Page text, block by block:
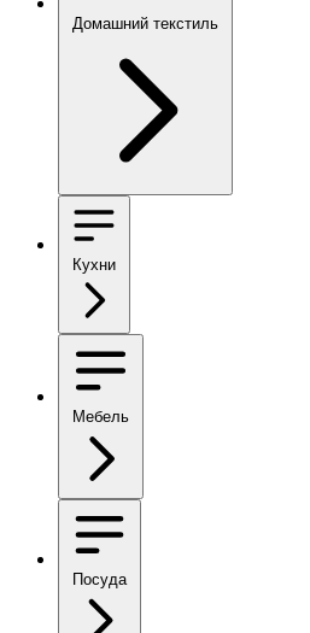
Домашний текстиль
Кухни
Мебель
Посуда